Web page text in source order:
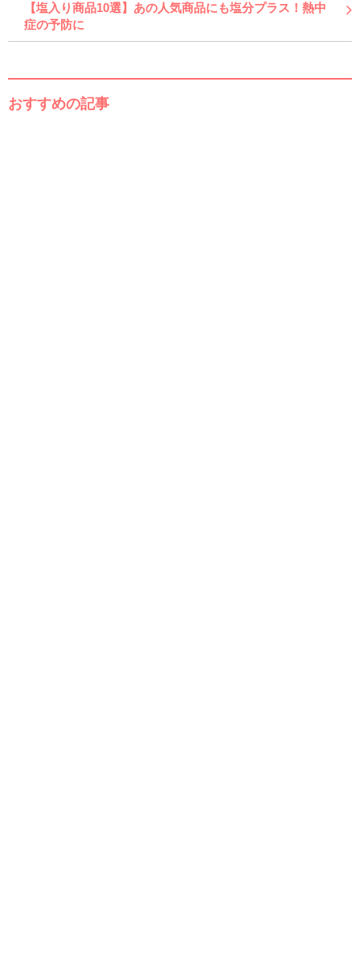
【塩入り商品10選】あの人気商品にも塩分プラス！熱中
症の予防に
おすすめの記事